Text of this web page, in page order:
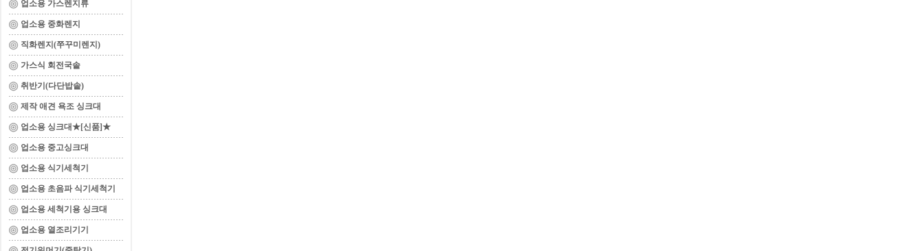
업소용 가스렌지류
업소용 중화렌지
직화렌지(쭈꾸미렌지)
가스식 회전국솥
취반기(다단밥솥)
제작 애견 욕조 싱크대
업소용 싱크대★[신품]★
업소용 중고싱크대
업소용 식기세척기
업소용 초음파 식기세척기
업소용 세척기용 싱크대
업소용 열조리기기